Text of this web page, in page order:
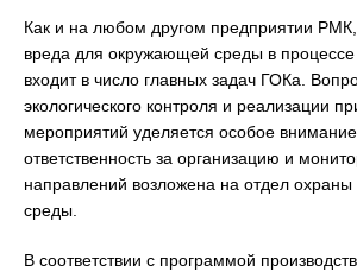
Как и на любом другом предприятии
вреда для окружающей среды в процессе
входит в число главных задач ГОКа.
экологического контроля и реализации
мероприятий уделяется особое
ответственность за организацию и
направлений возложена на отдел
среды.
В соответствии с программой